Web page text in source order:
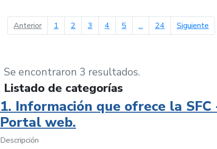
Anteriorpágina anterior
1 2 3 4 5 ... 24 Siguiente
Se encontraron 3 resultados.
Listado de categorías
1. Información que ofrece la SFC
Portal web.
Descripción